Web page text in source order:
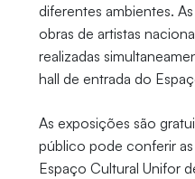
diferentes ambientes.
obras de artistas
realizadas
hall de entrada do
As exposições são
público pode conferir
Espaço Cultural Unifor